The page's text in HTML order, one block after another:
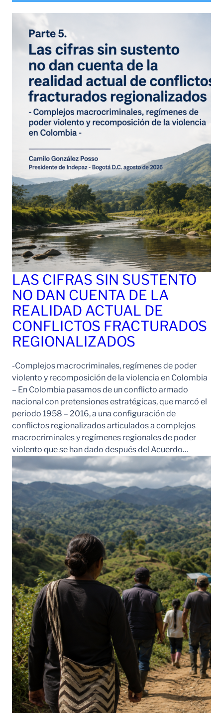
LAS CIFRAS SIN SUSTENTO
NO DAN CUENTA DE LA
REALIDAD ACTUAL DE
CONFLICTOS FRACTURADOS
REGIONALIZADOS
-Complejos macrocriminales, regímenes de poder
violento y recomposición de la violencia en Colombia
– En Colombia pasamos de un conflicto armado
nacional con pretensiones estratégicas, que marcó el
periodo 1958 – 2016, a una configuración de
conflictos regionalizados articulados a complejos
macrocriminales y regímenes regionales de poder
violento que se han dado después del Acuerdo…